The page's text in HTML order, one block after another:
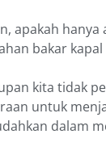
apakah hanya
bakar
kita tidak
untuk
dalam